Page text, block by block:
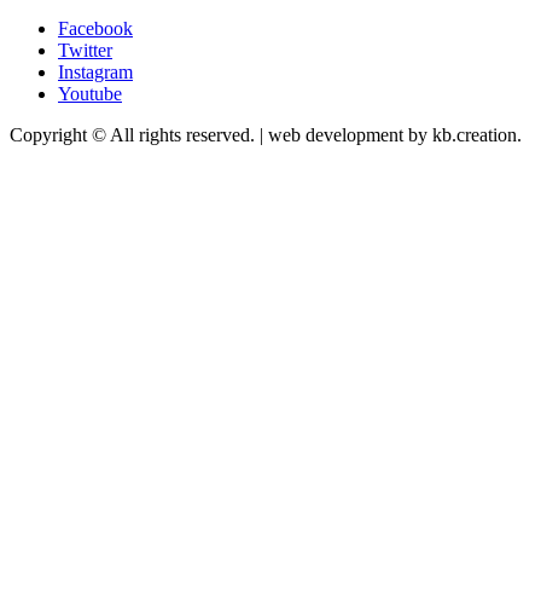
Facebook
Twitter
Instagram
Youtube
Copyright © All rights reserved. | web development by kb.creation.